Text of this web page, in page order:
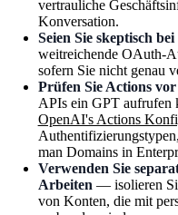
vertrauliche
Konversation.
Seien Sie skeptisch
weitreichende OAuth-
sofern Sie nicht genau
Prüfen Sie Actions
APIs ein GPT aufrufen
OpenAI's Actions
man Domains in
Verwenden Sie
Arbeiten— isolieren
von Konten, die mit